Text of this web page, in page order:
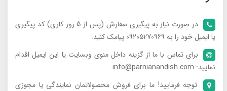
در صورت نیاز به پیگیری سفارش (پس از 5 روز کاری) کد پیگیری
یا ایمیل خود را به 09205270969 پیامک کنید.
برای تماس با ما از گزینه داخل منوی وبسایت یا این ایمیل اقدام
نمایید: info@parnianandish.com
توجه فرمایید! ما برای فروش محصولاتمان نمایندگی یا مجوزی